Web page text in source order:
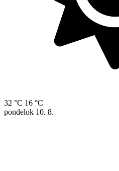
32 °C 16 °C
pondelok 10. 8.